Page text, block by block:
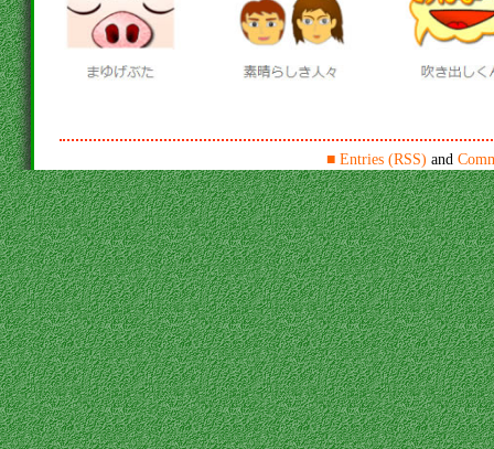
■ Entries (RSS) and